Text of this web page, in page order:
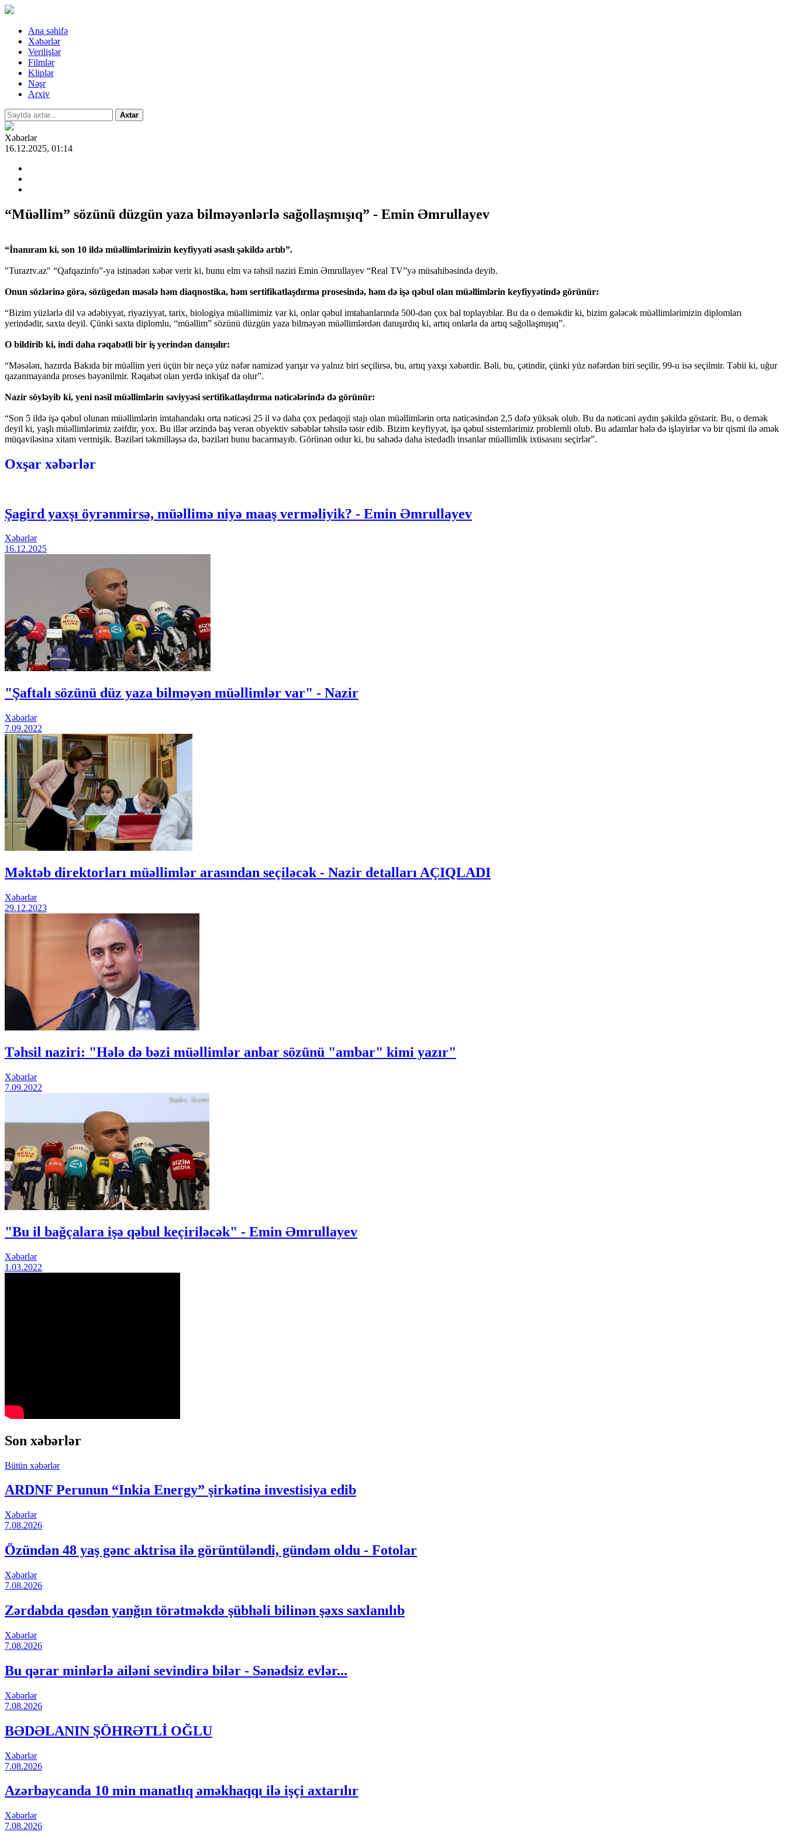
Ana səhifə
Xəbərlər
Verilişlər
Filmlər
Kliplər
Nəşr
Arxiv
Axtar
Xəbərlər
16.12.2025, 01:14
“Müəllim” sözünü düzgün yaza bilməyənlərlə sağollaşmışıq” - Emin Əmrullayev
“İnanıram ki, son 10 ildə müəllimlərimizin keyfiyyəti əsaslı şəkildə artıb”.
"Turaztv.az" “Qafqazinfo”-ya istinadən xəbər verir ki, bunu elm və təhsil naziri Emin Əmrullayev “Real TV”yə müsahibəsində deyib.
Onun sözlərinə görə, sözügedən məsələ həm diaqnostika, həm sertifikatlaşdırma prosesində, həm də işə qəbul olan müəllimlərin keyfiyyətində görünür:
“Bizim yüzlərlə dil və ədəbiyyat, riyaziyyat, tarix, biologiya müəllimimiz var ki, onlar qəbul imtahanlarında 500-dən çox bal toplayıblar. Bu da o deməkdir ki, bizim gələcək müəllimlərimizin diplomları
yerindədir, saxta deyil. Çünki saxta diplomlu, “müəllim” sözünü düzgün yaza bilməyən müəllimlərdən danışırdıq ki, artıq onlarla da artıq sağollaşmışıq”.
O bildirib ki, indi daha rəqabətli bir iş yerindən danışılır:
“Məsələn, hazırda Bakıda bir müəllim yeri üçün bir neçə yüz nəfər namizəd yarışır və yalnız biri seçilirsə, bu, artıq yaxşı xəbərdir. Bəli, bu, çətindir, çünki yüz nəfərdən biri seçilir, 99-u isə seçilmir. Təbii ki, uğur
qazanmayanda proses bəyənilmir. Rəqabət olan yerdə inkişaf da olur”.
Nazir söyləyib ki, yeni nəsil müəllimlərin səviyyəsi sertifikatlaşdırma nəticələrində də görünür:
“Son 5 ildə işə qəbul olunan müəllimlərin imtahandakı orta nəticəsi 25 il və daha çox pedaqoji stajı olan müəllimlərin orta nəticəsindən 2,5 dəfə yüksək olub. Bu da nəticəni aydın şəkildə göstərir. Bu, o demək
deyil ki, yaşlı müəllimlərimiz zəifdir, yox. Bu illər ərzində baş verən obyektiv səbəblər təhsilə təsir edib. Bizim keyfiyyət, işə qəbul sistemlərimiz problemli olub. Bu adamlar hələ də işləyirlər və bir qismi ilə əmək
müqaviləsinə xitam vermişik. Bəziləri təkmilləşsə də, bəziləri bunu bacarmayıb. Görünən odur ki, bu sahədə daha istedadlı insanlar müəllimlik ixtisasını seçirlər”.
Oxşar xəbərlər
Şagird yaxşı öyrənmirsə, müəllimə niyə maaş verməliyik? - Emin Əmrullayev
Xəbərlər
16.12.2025
"Şaftalı sözünü düz yaza bilməyən müəllimlər var" - Nazir
Xəbərlər
7.09.2022
Məktəb direktorları müəllimlər arasından seçiləcək - Nazir detalları AÇIQLADI
Xəbərlər
29.12.2023
Təhsil naziri: "Hələ də bəzi müəllimlər anbar sözünü "ambar" kimi yazır"
Xəbərlər
7.09.2022
"Bu il bağçalara işə qəbul keçiriləcək" - Emin Əmrullayev
Xəbərlər
1.03.2022
Son xəbərlər
Bütün xəbərlər
ARDNF Perunun “Inkia Energy” şirkətinə investisiya edib
Xəbərlər
7.08.2026
Özündən 48 yaş gənc aktrisa ilə görüntüləndi, gündəm oldu - Fotolar
Xəbərlər
7.08.2026
Zərdabda qəsdən yanğın törətməkdə şübhəli bilinən şəxs saxlanılıb
Xəbərlər
7.08.2026
Bu qərar minlərlə ailəni sevindirə bilər - Sənədsiz evlər...
Xəbərlər
7.08.2026
BƏDƏLANIN ŞÖHRƏTLİ OĞLU
Xəbərlər
7.08.2026
Azərbaycanda 10 min manatlıq əməkhaqqı ilə işçi axtarılır
Xəbərlər
7.08.2026